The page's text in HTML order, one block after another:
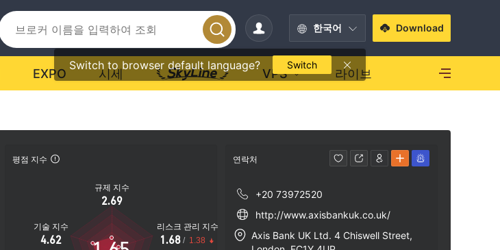
한국어
Switch to browser default language? Switch
Download
EXPO 시세 VPS 라이브
평점 지수
규제 지수
2.69
기술 지수
4.62
리스크 관리 지수
1.68 / 1.38
연락처
+20 73972520
http://www.axisbankuk.co.uk/
Axis Bank UK Ltd. 4 Chiswell Street,